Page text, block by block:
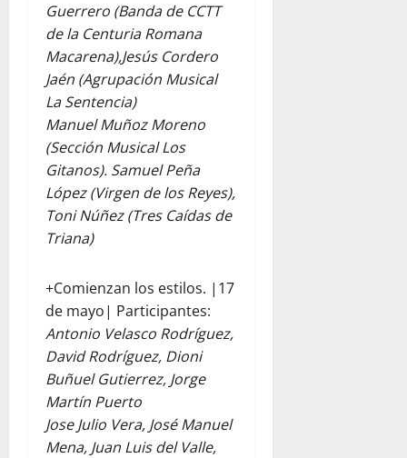
Guerrero (Banda de CCTT
de la Centuria Romana
Macarena),Jesús Cordero
Jaén (Agrupación Musical
La Sentencia)
Manuel Muñoz Moreno
(Sección Musical Los
Gitanos). Samuel Peña
López (Virgen de los Reyes),
Toni Núñez (Tres Caídas de
Triana)
+Comienzan los estilos. |17
de mayo| Participantes:
Antonio Velasco Rodríguez,
David Rodríguez, Dioni
Buñuel Gutierrez, Jorge
Martín Puerto
Jose Julio Vera, José Manuel
Mena, Juan Luis del Valle,